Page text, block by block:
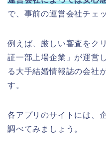
で、事前の運営会社チェ
例えば、厳しい審査をク
証一部上場企業」が運営
る大手結婚情報誌の会社
す。
各アプリのサイトには、
調べてみましょう。